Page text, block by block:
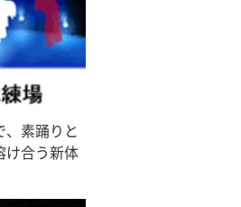
素踊りと
け合う新体